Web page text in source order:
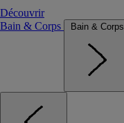
Découvrir
Bain & Corps
Bain & Corps